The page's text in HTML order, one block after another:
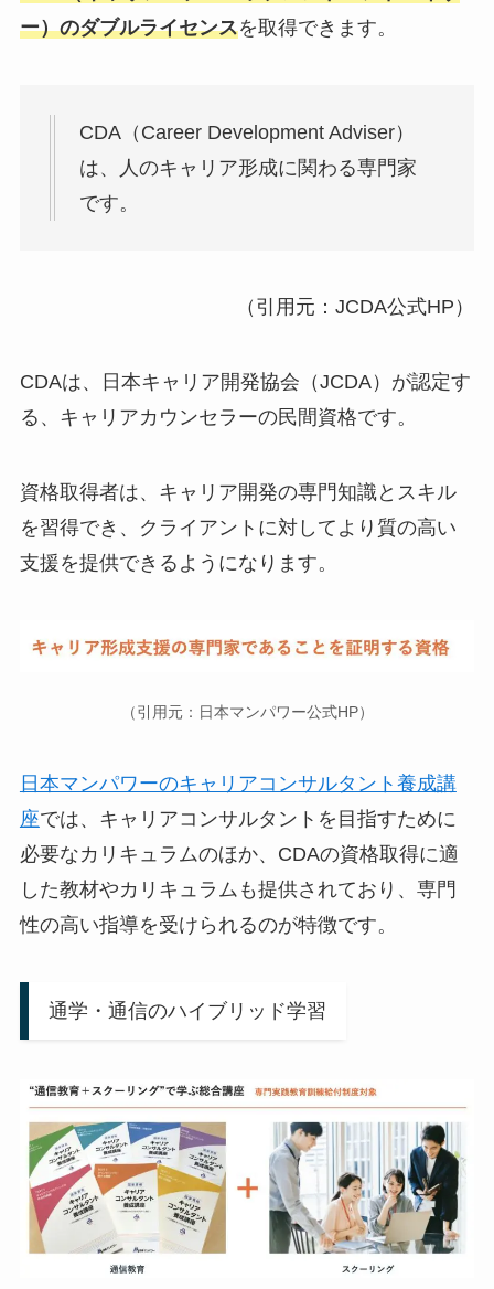
ー）のダブルライセンスを取得できます。
CDA（Career Development Adviser）
は、人のキャリア形成に関わる専門家
です。
（引用元：JCDA公式HP）
CDAは、日本キャリア開発協会（JCDA）が認定す
る、キャリアカウンセラーの民間資格です。
資格取得者は、キャリア開発の専門知識とスキル
を習得でき、クライアントに対してより質の高い
支援を提供できるようになります。
（引用元：日本マンパワー公式HP）
日本マンパワーのキャリアコンサルタント養成講
座では、キャリアコンサルタントを目指すために
必要なカリキュラムのほか、CDAの資格取得に適
した教材やカリキュラムも提供されており、専門
性の高い指導を受けられるのが特徴です。
通学・通信のハイブリッド学習